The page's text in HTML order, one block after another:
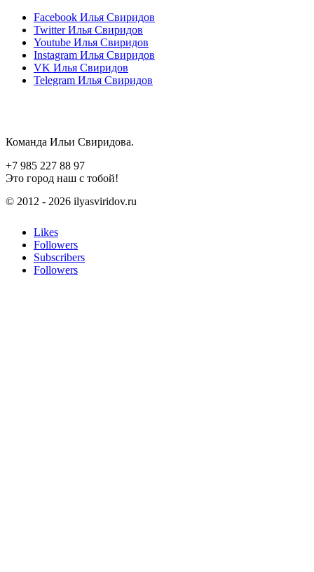
Facebook Илья Свиридов
Twitter Илья Свиридов
Youtube Илья Свиридов
Instagram Илья Свиридов
VK Илья Свиридов
Telegram Илья Свиридов
Команда Ильи Свиридова.
+7 985 227 88 97
Это город наш с тобой!
© 2012 - 2026 ilyasviridov.ru
Likes
Followers
Subscribers
Followers